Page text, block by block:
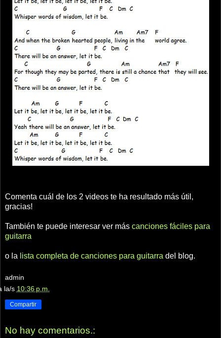
Comenta cuál de los 2 videos te ha resultado más útil,
gracias!
También te puede interesar ver más canciones fáciles para
guitarra
o la lista completa de canciones para guitarra del blog.
admin
la/s 10:36 p.m.
Compartir
No hay comentarios.: